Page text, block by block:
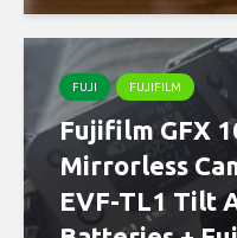
FUJI FUJIFILM
Fujifilm GFX
Mirrorless
EVF-TL1 Tilt